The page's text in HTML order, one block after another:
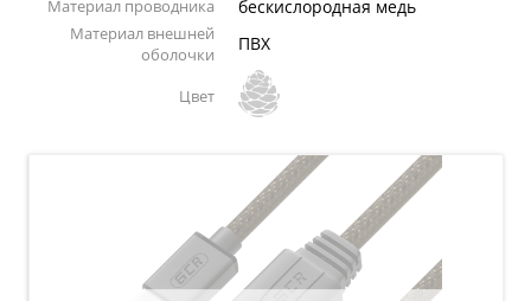
Материал проводника бескислородная медь
Материал внешней
оболочки
ПВХ
Цвет